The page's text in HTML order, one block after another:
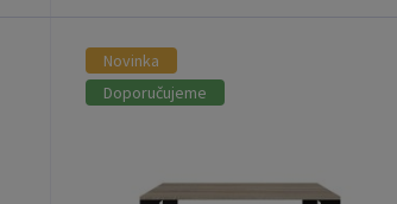
Novinka
Doporučujeme